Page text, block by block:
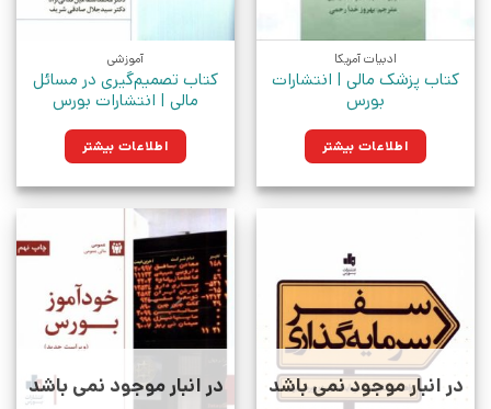
ادبیات آمریکا
کتاب پزشک مالی | انتشارات
بورس
اطلاعات بیشتر
آموزشی
کتاب تصمیم‌گیری در مسائل
مالی | انتشارات بورس
اطلاعات بیشتر
در انبار موجود نمی باشد در انبار موجود نمی باشد